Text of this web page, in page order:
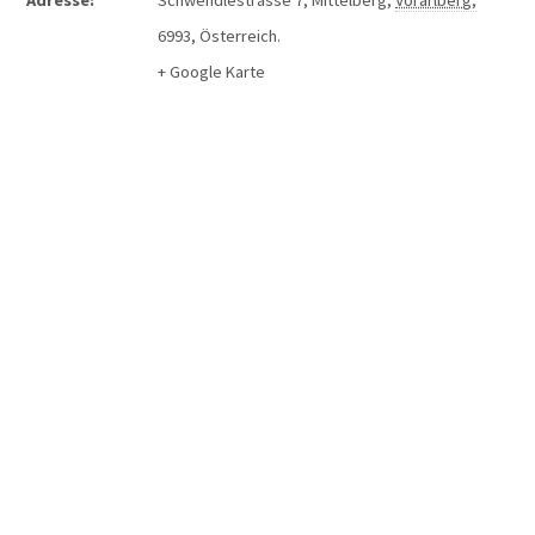
6993, Österreich.
+ Google Karte